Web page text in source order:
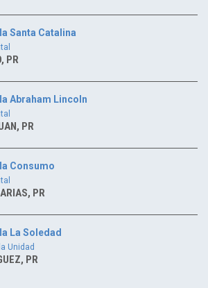
Santa Catalina
PR
Abraham Lincoln
PR
Consumo
PR
La Soledad
Unidad
PR